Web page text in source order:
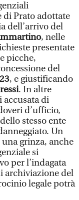
di Prato adottate
dell’arrivo del
, nelle
presentate
picche,
del
, e giustificando
. In altre
accusata di
d’ufficio,
stesso ente
Un
grinza, anche
si
per l’indagata
archiviazione del
legale potrà